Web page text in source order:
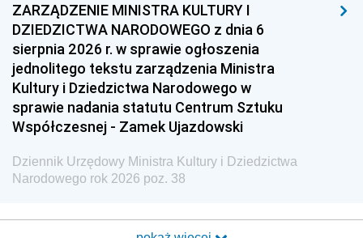
ZARZĄDZENIE MINISTRA KULTURY I
DZIEDZICTWA NARODOWEGO z dnia 6
sierpnia 2026 r. w sprawie ogłoszenia
jednolitego tekstu zarządzenia Ministra
Kultury i Dziedzictwa Narodowego w
sprawie nadania statutu Centrum Sztuku
Współczesnej - Zamek Ujazdowski
Dziennik Urzędowy Ministra Kultury i Dziedzictwa
Narodowego rok 2026 poz. 38